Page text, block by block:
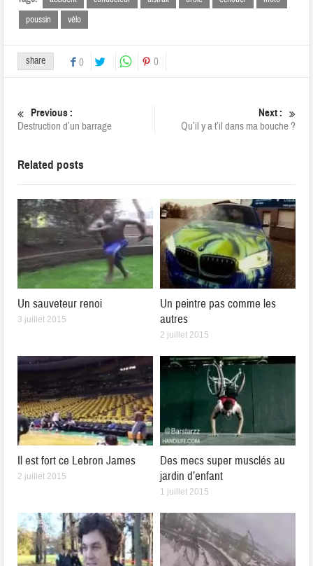
poussin
vélo
share 0 0
Previous :
Destruction d’un barrage
Next :
Qu’il y a t’il dans ma bouche ?
Related posts
Un sauveteur renoi
3 juillet 2015
Un peintre pas comme les
autres
2 juillet 2015
Il est fort ce Lebron James
2 juillet 2015
Des mecs super musclés au
jardin d’enfant
1 juillet 2015